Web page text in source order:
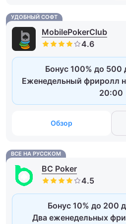
УДОБНЫЙ СОФТ
MobilePokerClub
Бонус 100% до 500
Еженедельный фриролл
20:00
Обзор
ВСЕ НА РУССКОМ
BC Poker
Бонус 10% до 200
Два еженедельных